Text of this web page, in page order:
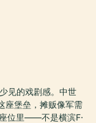
见的戏剧感。中世
座堡垒，摊贩像军需
位里——不是横滨F·